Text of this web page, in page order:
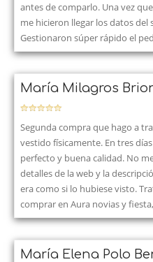
antes de comparlo. Una vez
me hicieron llegar los datos
Gestionaron súper rápido el
María Milagros
Segunda compra que hago a
vestido físicamente. En tres
perfecto y buena calidad. No
detalles de la web y la
era como si lo hubiese visto.
comprar en Aura novias y
María Elena Polo